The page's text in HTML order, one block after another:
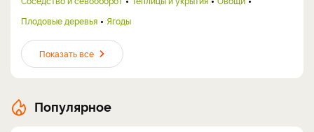
Плодовые деревья
Ягоды
Показать все
Популярное